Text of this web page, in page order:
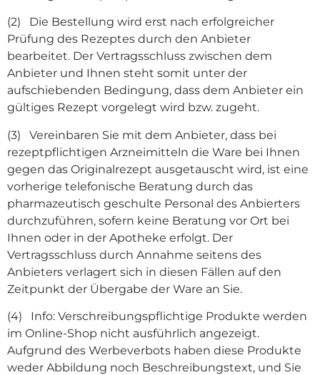
(2) Die Bestellung wird erst nach erfolgreicher
Prüfung des Rezeptes durch den Anbieter
bearbeitet. Der Vertragsschluss zwischen dem
Anbieter und Ihnen steht somit unter der
aufschiebenden Bedingung, dass dem Anbieter ein
gültiges Rezept vorgelegt wird bzw. zugeht.
(3) Vereinbaren Sie mit dem Anbieter, dass bei
rezeptpflichtigen Arzneimitteln die Ware bei Ihnen
gegen das Originalrezept ausgetauscht wird, ist eine
vorherige telefonische Beratung durch das
pharmazeutisch geschulte Personal des Anbierters
durchzuführen, sofern keine Beratung vor Ort bei
Ihnen oder in der Apotheke erfolgt. Der
Vertragsschluss durch Annahme seitens des
Anbieters verlagert sich in diesen Fällen auf den
Zeitpunkt der Übergabe der Ware an Sie.
(4) Info: Verschreibungspflichtige Produkte werden
im Online-Shop nicht ausführlich angezeigt.
Aufgrund des Werbeverbots haben diese Produkte
weder Abbildung noch Beschreibungstext, und Sie